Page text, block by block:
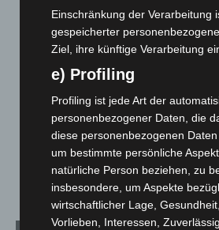
Hannover und Region
Langenhagen und Ortsteile
Leserbriefe
Menschen
Über uns
Veranstaltungen
Einschränkung der Verarbeitung
gespeicherter
Ziel, ihre künftige Verarbeitung
e) Profiling
Profiling ist jede Art der
personenbezogener Daten, die
diese personenbezogenen
um bestimmte persönliche
natürliche Person beziehen, zu
insbesondere, um Aspekte
wirtschaftlicher Lage,
Vorlieben, Interessen,